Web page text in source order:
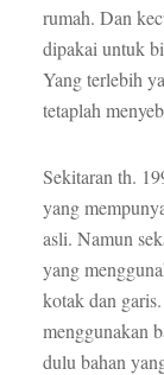
rumah. Dan
dipakai untuk
Yang terlebih
tetaplah
Sekitaran th.
yang
asli. Namun
yang
kotak dan
menggunakan
dulu bahan